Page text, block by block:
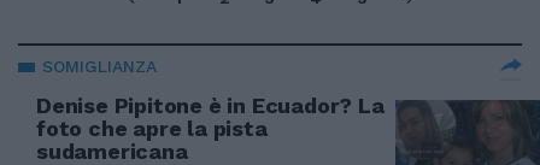
SOMIGLIANZA
Denise Pipitone è in Ecuador? La
foto che apre la pista
sudamericana